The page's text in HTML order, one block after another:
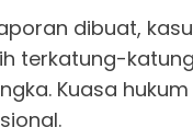
dibuat,
terkatung-
Kuasa